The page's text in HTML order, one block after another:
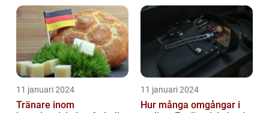
11 januari 2024
Tränare inom
11 januari 2024
Hur många omgångar i